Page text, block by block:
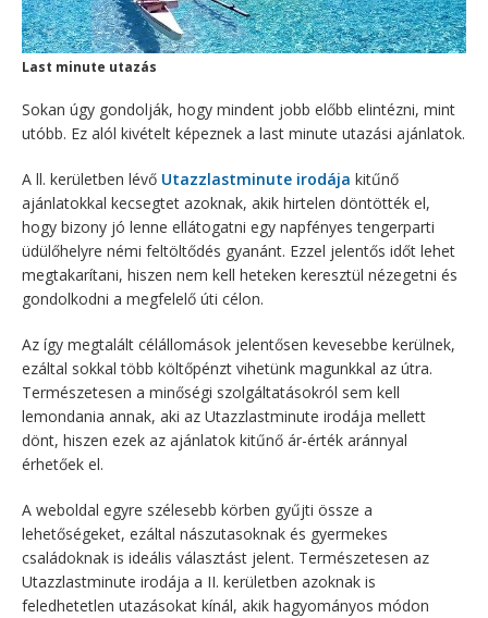
Last minute utazás
Sokan úgy gondolják, hogy mindent jobb előbb elintézni, mint
utóbb. Ez alól kivételt képeznek a last minute utazási ajánlatok.
A ll. kerületben lévő Utazzlastminute irodája kitűnő
ajánlatokkal kecsegtet azoknak, akik hirtelen döntötték el,
hogy bizony jó lenne ellátogatni egy napfényes tengerparti
üdülőhelyre némi feltöltődés gyanánt. Ezzel jelentős időt lehet
megtakarítani, hiszen nem kell heteken keresztül nézegetni és
gondolkodni a megfelelő úti célon.
Az így megtalált célállomások jelentősen kevesebbe kerülnek,
ezáltal sokkal több költőpénzt vihetünk magunkkal az útra.
Természetesen a minőségi szolgáltatásokról sem kell
lemondania annak, aki az Utazzlastminute irodája mellett
dönt, hiszen ezek az ajánlatok kitűnő ár-érték aránnyal
érhetőek el.
A weboldal egyre szélesebb körben gyűjti össze a
lehetőségeket, ezáltal nászutasoknak és gyermekes
családoknak is ideális választást jelent. Természetesen az
Utazzlastminute irodája a II. kerületben azoknak is
feledhetetlen utazásokat kínál, akik hagyományos módon